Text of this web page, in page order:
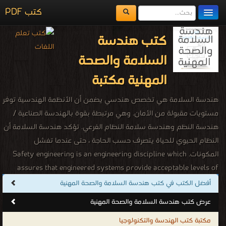
كتب PDF
مكتبة الكتب
المكتبات
يُقرأ حالياً
اضف كتاب
كتب هندسة
السلامة والصحة
المهنية مكتبة
هندسة السلامة هي تخصص هندسي يضمن أن الأنظمة الهندسية توفر
مستويات مقبولة من الأمان. وهي مرتبطة بقوة بالهندسة الصناعية /
هندسة النظم وهندسة سلامة النظام الفرعي. تؤكد هندسة السلامة أن
النظام الحيوي للحياة يتصرف حسب الحاجة ، حتى عندما تفشل
المكونات. Safety engineering is an engineering discipline which
assures that engineered systems provide acceptable levels of
safety. It is strongly related to industrial engineering/systems
engineering, and the subset system safety engineering. Safety
engineering assures that a life-critical system behaves as needed,
even when components fail. وهي علم مهم جدا يهدف إلى حماية
أفضل الكتب في كتب هندسة السلامة والصحة المهنية
عرض كتب هندسة السلامة والصحة المهنية
مكتبة كتب الهندسة والتكنولوجيا